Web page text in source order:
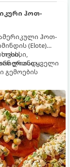
ჰოთ-
ჰოთ-
(Elote)
ყველი
გემოების
ერთად